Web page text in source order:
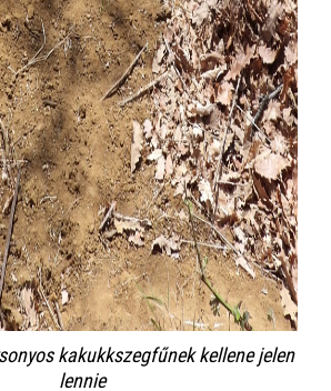
kakukkszegfűnek kellene jelen
lennie